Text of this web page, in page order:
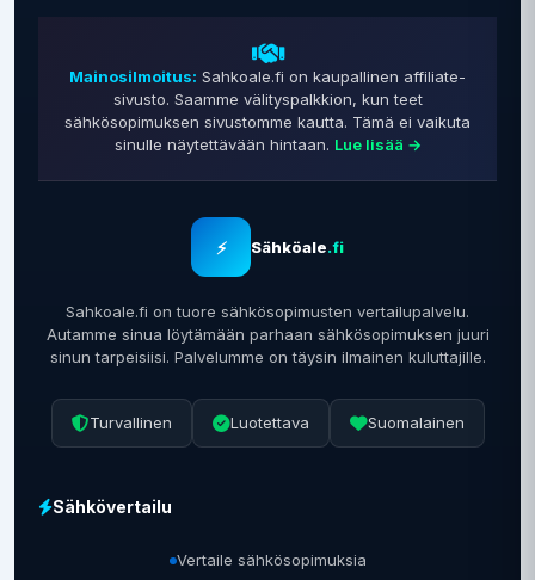
Mainosilmoitus: Sahkoale.fi on kaupallinen affiliate-
sivusto. Saamme välityspalkkion, kun teet
sähkösopimuksen sivustomme kautta. Tämä ei vaikuta
sinulle näytettävään hintaan. Lue lisää →
⚡ Sähköale.fi
Sahkoale.fi on tuore sähkösopimusten vertailupalvelu.
Autamme sinua löytämään parhaan sähkösopimuksen juuri
sinun tarpeisiisi. Palvelumme on täysin ilmainen kuluttajille.
Turvallinen Luotettava Suomalainen
Sähkövertailu
Vertaile sähkösopimuksia